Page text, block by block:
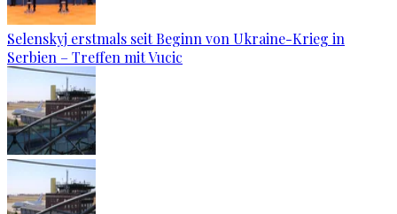
Selenskyj erstmals seit Beginn von Ukraine-Krieg in
Serbien – Treffen mit Vucic